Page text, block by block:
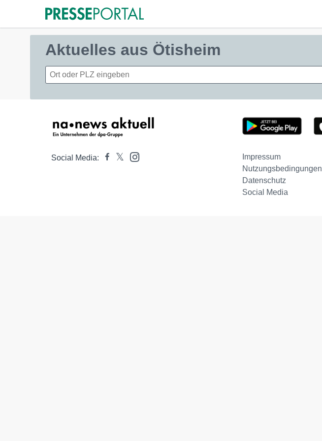
Aktuelles aus Ötisheim
Social Media: Impressum
Nutzungsbedingungen
Datenschutz
Social Media